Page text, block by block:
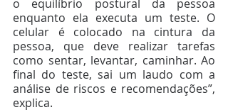
o equilíbrio postural da pessoa
enquanto ela executa um teste. O
celular é colocado na cintura da
pessoa, que deve realizar tarefas
como sentar, levantar, caminhar. Ao
final do teste, sai um laudo com a
análise de riscos e recomendações”,
explica.